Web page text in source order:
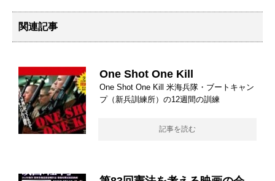
関連記事
One Shot One Kill
One Shot One Kill 米海兵隊・ブートキャン
プ（新兵訓練所）の12週間の訓練
記事を読む